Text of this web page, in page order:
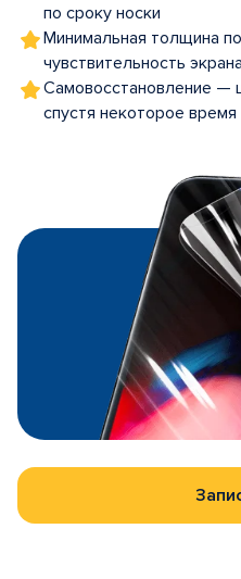
по сроку носки
Минимальная толщина
чувствительность экрана
Самовосстановление —
спустя некоторое время